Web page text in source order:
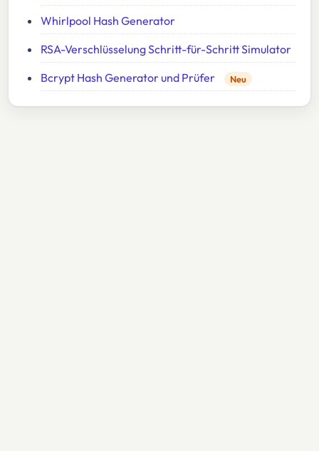
Whirlpool Hash Generator
RSA-Verschlüsselung Schritt-für-Schritt Simulator
Bcrypt Hash Generator und Prüfer
Neu